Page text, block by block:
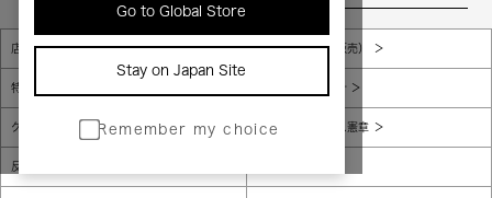
Go to Global Store
Stay on Japan Site
Remember my choice
店舗一覧 販売規約（店頭販売）
特定商取引法に基づく表示 個人情報保護方針
グローバルプライバシーポリシー コンプライアンス憲章
反社会的勢力に対する基本方針